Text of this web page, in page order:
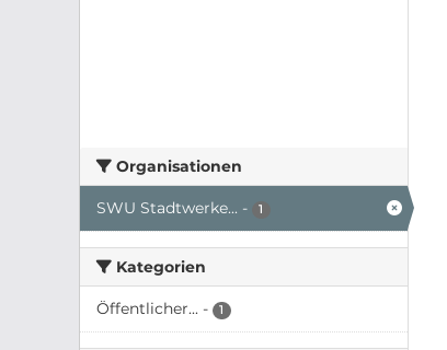
Organisationen
SWU Stadtwerke... - 1
Kategorien
Öffentlicher... - 1